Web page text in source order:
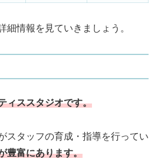
細情報を見ていきましょう。
ィススタジオです。
スタッフの育成・指導を行ってい
豊富にあります。